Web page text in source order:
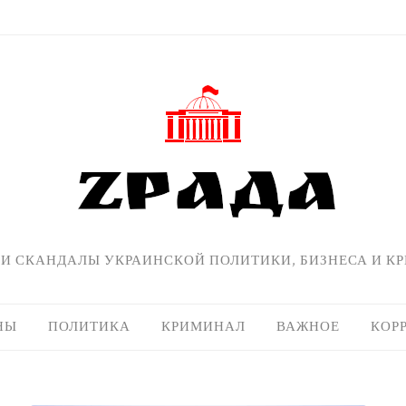
СКАНДАЛЫ УКРАИНСКОЙ ПОЛИТИКИ, БИЗНЕСА И
ПОЛИТИКА КРИМИНАЛ ВАЖНОЕ